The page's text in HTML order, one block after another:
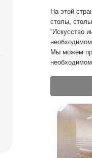
На этой
столы,
“Искусство
Мы можем